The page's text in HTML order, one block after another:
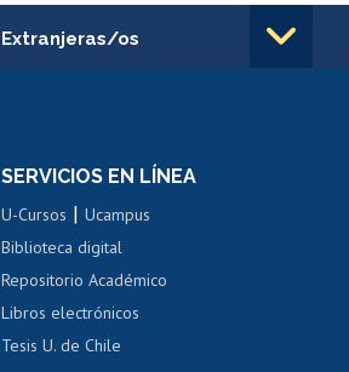
Extranjeras/os
Cursos de español
SERVICIOS EN LÍNEA
U-Cursos |Ucampus
Biblioteca digital
Repositorio Académico
Libros electrónicos
Tesis U. de Chile